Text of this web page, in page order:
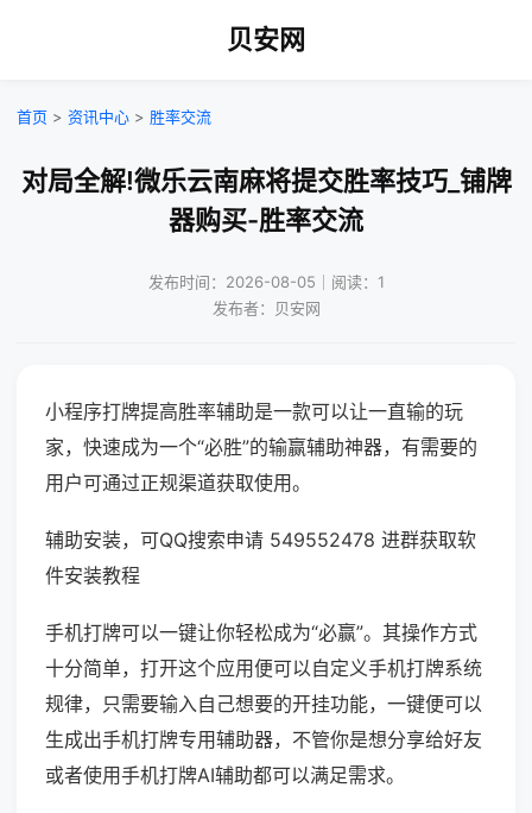
贝安网
首页 > 资讯中心 > 胜率交流
对局全解!微乐云南麻将提交胜率技巧_铺牌
器购买-胜率交流
发布时间：2026-08-05｜阅读：1
发布者：贝安网
小程序打牌提高胜率辅助是一款可以让一直输的玩
家，快速成为一个“必胜”的输赢辅助神器，有需要的
用户可通过正规渠道获取使用。
辅助安装，可QQ搜索申请 549552478 进群获取软
件安装教程
手机打牌可以一键让你轻松成为“必赢”。其操作方式
十分简单，打开这个应用便可以自定义手机打牌系统
规律，只需要输入自己想要的开挂功能，一键便可以
生成出手机打牌专用辅助器，不管你是想分享给好友
或者使用手机打牌AI辅助都可以满足需求。